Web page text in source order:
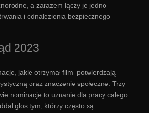
a zarazem łączy je jedno –
i odnalezienia bezpiecznego
2023
jakie otrzymał film, potwierdzają
oraz znaczenie społeczne. Trzy
nominacje to uznanie dla pracy całego
głos tym, którzy często są